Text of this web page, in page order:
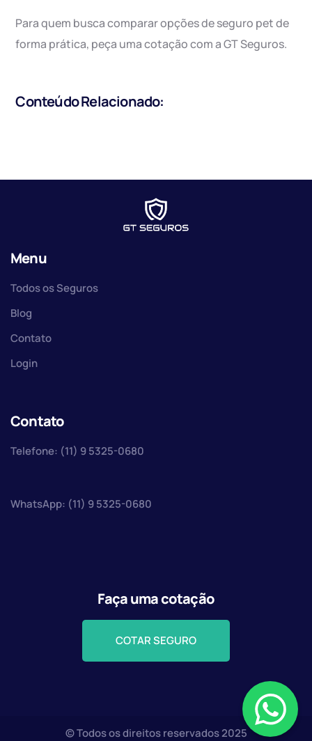
Para quem busca comparar opções de seguro pet de
forma prática, peça uma cotação com a GT Seguros.
Conteúdo Relacionado:
Menu
Todos os Seguros
Blog
Contato
Login
Contato
Telefone: (11) 9 5325-0680
WhatsApp: (11) 9 5325-0680
Faça uma cotação
COTAR SEGURO
© Todos os direitos reservados 2025